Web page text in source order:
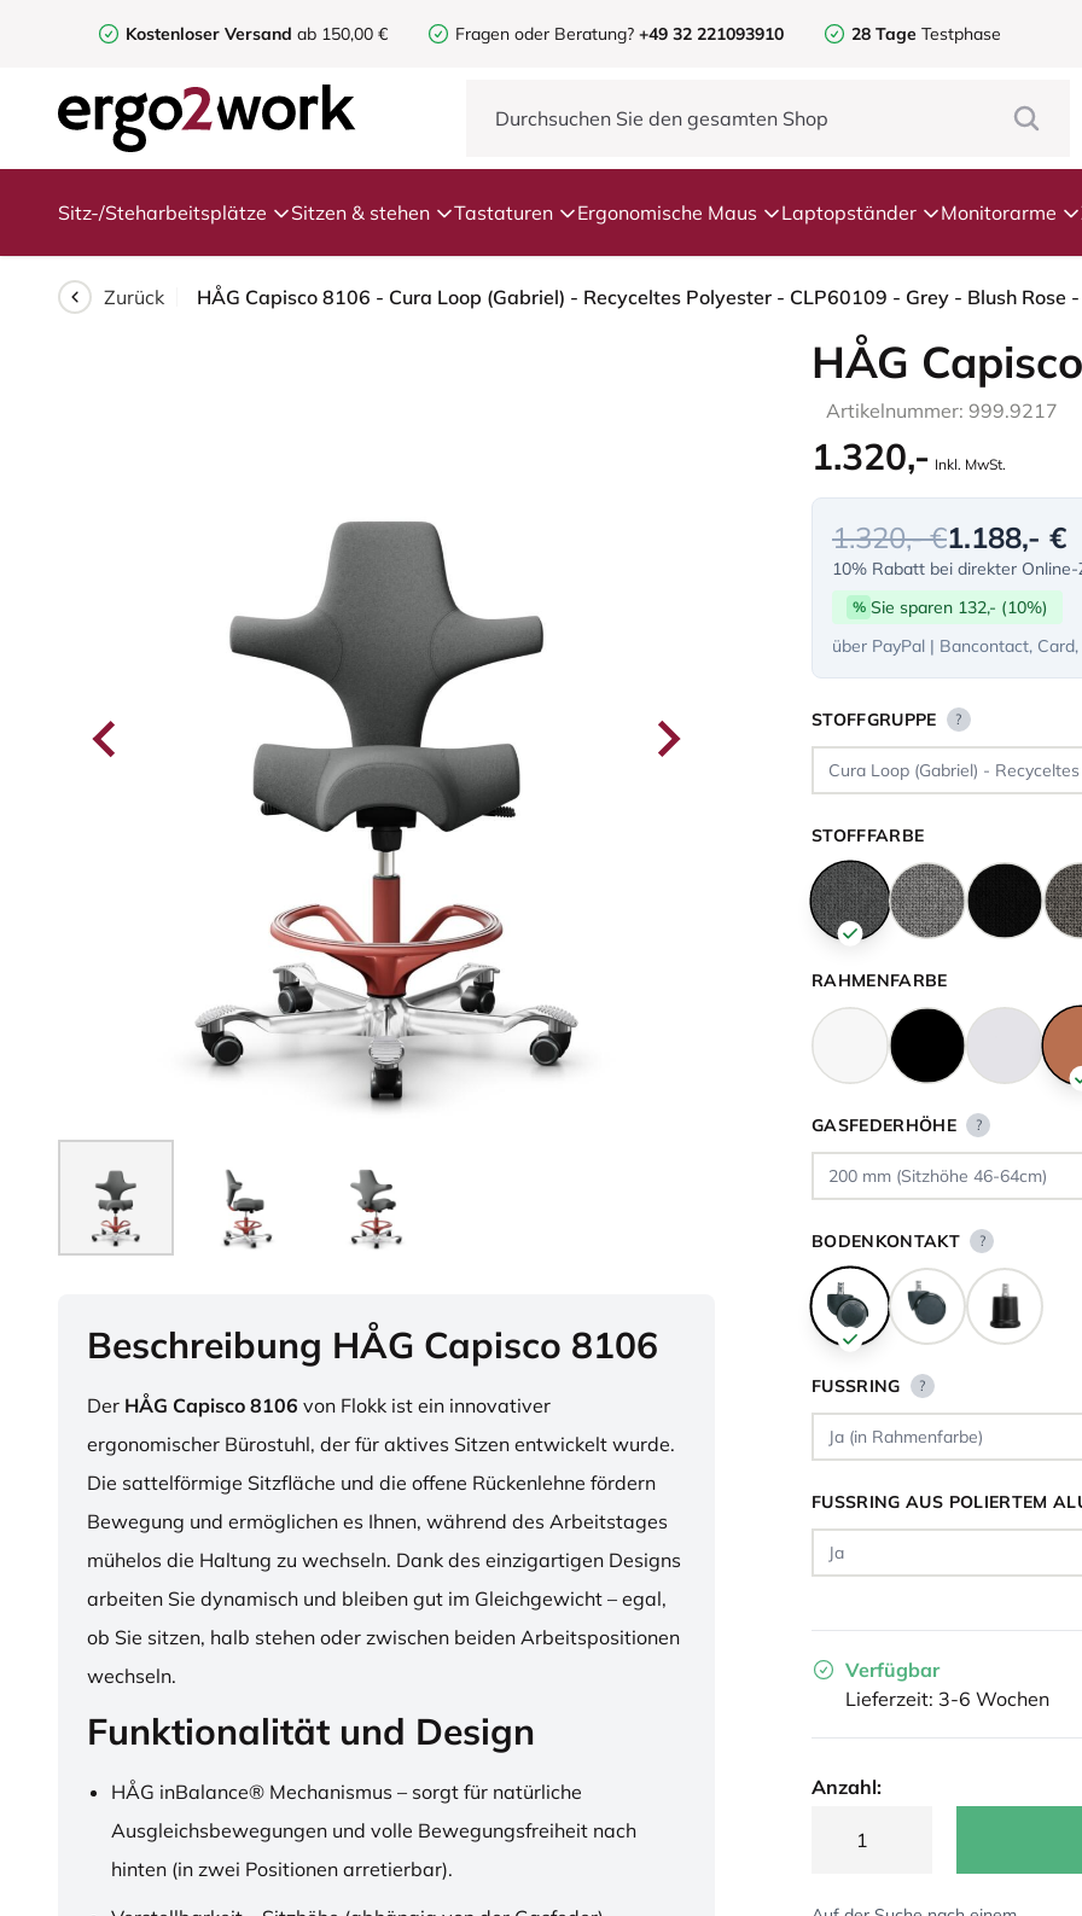
Kostenloser Versand ab 150,00 € Fragen oder Beratung? +49 32 221093910 28 Tage Testphase
Sitz-/Steharbeitsplätze Sitzen & stehen Tastaturen Ergonomische Maus Laptopständer Monitorarme
Zurück
Beschreibung HÅG Capisco 8106
Der HÅG Capisco 8106 von Flokk ist ein innovativer
ergonomischer Bürostuhl, der für aktives Sitzen entwickelt wurde.
Die sattelförmige Sitzfläche und die offene Rückenlehne fördern
Bewegung und ermöglichen es Ihnen, während des Arbeitstages
mühelos die Haltung zu wechseln. Dank des einzigartigen Designs
arbeiten Sie dynamisch und bleiben gut im Gleichgewicht – egal,
ob Sie sitzen, halb stehen oder zwischen beiden Arbeitspositionen
wechseln.
Funktionalität und Design
HÅG inBalance® Mechanismus – sorgt für natürliche
Ausgleichsbewegungen und volle Bewegungsfreiheit nach
hinten (in zwei Positionen arretierbar).
HÅG
Artikelnummer: 999.9217
1.320,- Inkl. MwSt.
1.320,- €1.188,- €
10% Rabatt bei direkter Online-
% Sie sparen 132,- (10%)
über PayPal | Bancontact,
STOFFGRUPPE ?
STOFFFARBE
RAHMENFARBE
GASFEDERHÖHE ?
BODENKONTAKT ?
FUSSRING ?
FUSSRING AUS POLIERTEM
Verfügbar
Lieferzeit: 3-6 Wochen
Anzahl: